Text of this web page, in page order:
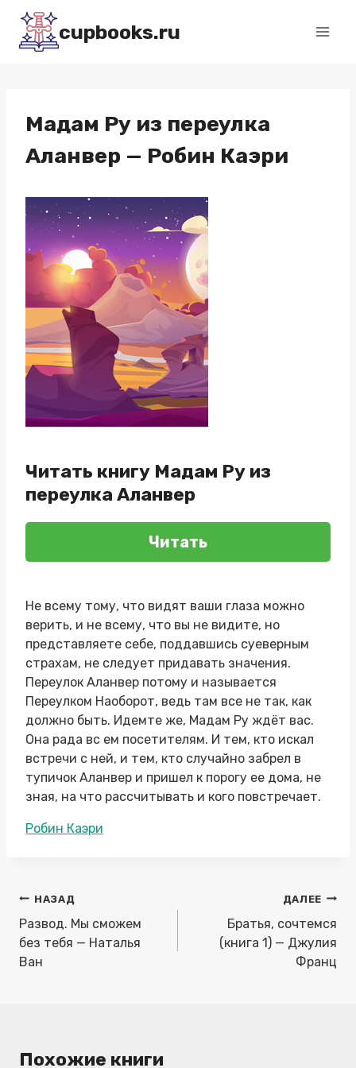
Перейти
содержимому
cupbooks.ru
Мадам Ру из переулка
Аланвер — Робин Каэри
Читать книгу Мадам Ру из
переулка Аланвер
Читать
Не всему тому, что видят ваши глаза можно
верить, и не всему, что вы не видите, но
представляете себе, поддавшись суеверным
страхам, не следует придавать значения.
Переулок Аланвер потому и называется
Переулком Наоборот, ведь там все не так, как
должно быть. Идемте же, Мадам Ру ждёт вас.
Она рада вс ем посетителям. И тем, кто искал
встречи с ней, и тем, кто случайно забрел в
тупичок Аланвер и пришел к порогу ее дома, не
зная, на что рассчитывать и кого повстречает.
Метки
Робин Каэри
Навигация
по
записям
НАЗАД
Развод. Мы сможем
без тебя — Наталья
Ван
ДАЛЕЕ
Братья, сочтемся
(книга 1) — Джулия
Франц
Похожие книги